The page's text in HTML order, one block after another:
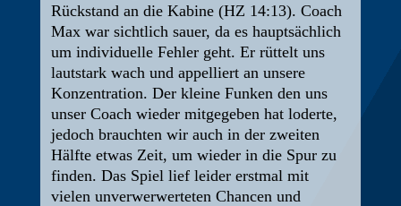
Rückstand an die Kabine (HZ 14:13). Coach
Max war sichtlich sauer, da es hauptsächlich
um individuelle Fehler geht. Er rüttelt uns
lautstark wach und appelliert an unsere
Konzentration. Der kleine Funken den uns
unser Coach wieder mitgegeben hat loderte,
jedoch brauchten wir auch in der zweiten
Hälfte etwas Zeit, um wieder in die Spur zu
finden. Das Spiel lief leider erstmal mit
vielen unverwerwerteten Chancen und